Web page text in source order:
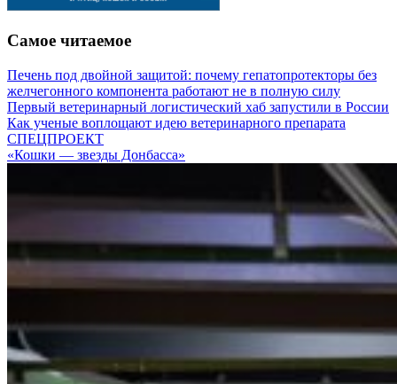
Самое читаемое
Печень под двойной защитой: почему гепатопротекторы без
желчегонного компонента работают не в полную силу
Первый ветеринарный логистический хаб запустили в России
Как ученые воплощают идею ветеринарного препарата
СПЕЦПРОЕКТ
«Кошки — звезды Донбасса»